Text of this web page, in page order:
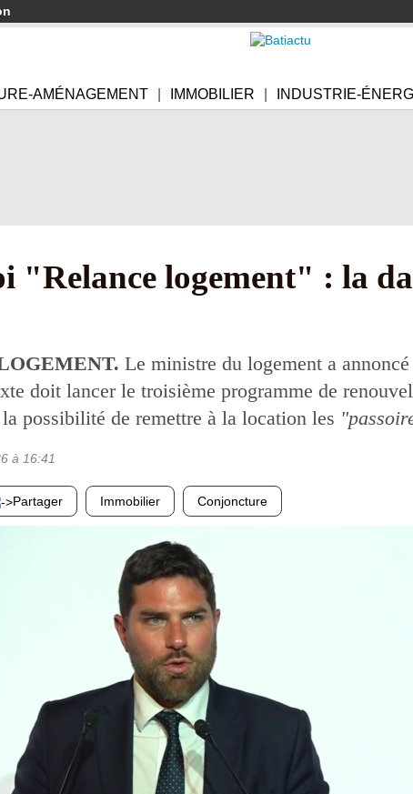
AMÉNAGEMENT IMMOBILIER INDUSTRIE-
"Relance logement" : la
Le ministre du logement a
doit lancer le troisième programme de
possibilité de remettre à la location les
à 16:41
Partager Immobilier Conjoncture